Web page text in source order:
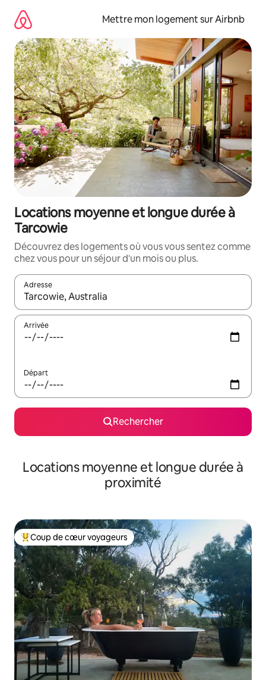
directement
contenu
Mettre mon logement sur Airbnb
Locations moyenne et longue durée à
Tarcowie
Découvrez des logements où vous vous sentez comme
chez vous pour un séjour d'un mois ou plus.
Adresse
Lorsque les résultats s'affichent, utilisez les flèches vers le
Arrivée
Départ
Rechercher
Locations moyenne et longue durée à
proximité
Coups de cœur voyageurs les plus appréciés
Coup de cœur voyageurs